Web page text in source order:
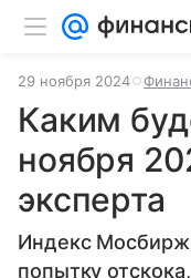
29 ноября 2024
Каким
ноября
эксперта
Индекс
попытку